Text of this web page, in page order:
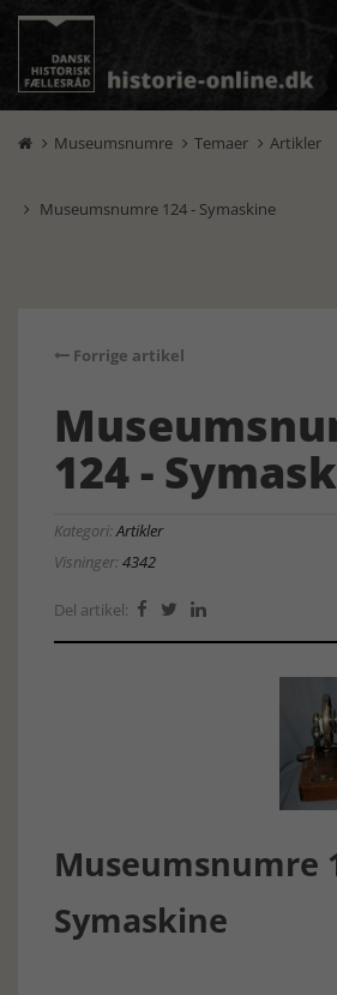
 Museumsnumre  Temaer  Artikler
 Museumsnumre 124 - Symaskine
Forrige artikel
124 -
Kategori:Artikler
Visninger:4342
Del artikel:   
Museumsnumre
Symaskine